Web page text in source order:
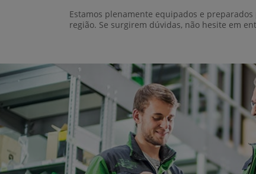
Estamos plenamente equipados e
região. Se surgirem dúvidas, não hesite em